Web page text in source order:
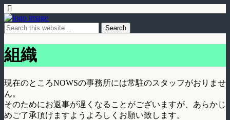
組織
現在のところNOWSの事務所には常駐のスタッフがおりませ
ん。
そのためにお返事が遅くなることがございますが、あらかじ
めご了承頂けますようよろしくお願い致します。